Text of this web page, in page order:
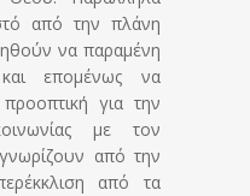
από την πλάνη
να παραμένη
επομένως να
για την
με τον
από την
από τα